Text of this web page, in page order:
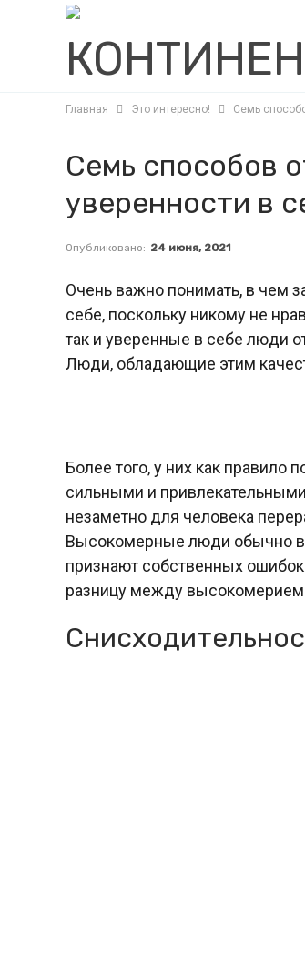
Главная Это интересно! Семь
Семь способов
уверенности в
Опубликовано: 24 июня, 2021
Очень важно понимать, в чем
себе, поскольку никому не
так и уверенные в себе люди
Люди, обладающие этим
Более того, у них как правило
сильными и
незаметно для человека
Высокомерные люди обычно
признают собственных
разницу между высокомерием